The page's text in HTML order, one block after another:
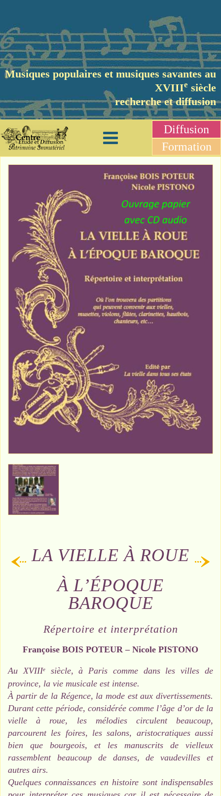
Musiques populaires et musiques savantes au
XVIIIe siècle
recherche et diffusion
Diffusion
Formation
LA VIELLE À ROUE
À L’ÉPOQUE
BAROQUE
Répertoire et interprétation
Françoise BOIS POTEUR – Nicole PISTONO
Au XVIIIesiècle, à Paris comme dans les villes de
province, la vie musicale est intense.
À partir de la Régence, la mode est aux divertissements.
Durant cette période, considérée comme l’âge d’or de la
vielle à roue, les mélodies circulent beaucoup,
parcourent les foires, les salons, aristocratiques aussi
bien que bourgeois, et les manuscrits de vielleux
rassemblent beaucoup de danses, de vaudevilles et
autres airs.
Quelques connaissances en histoire sont indispensables